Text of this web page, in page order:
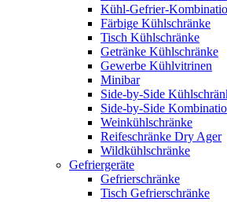
Kühl-Gefrier-
Färbige Kühlschränke
Tisch Kühlschränke
Getränke Kühlschränke
Gewerbe Kühlvitrinen
Minibar
Side-by-Side
Side-by-Side
Weinkühlschränke
Reifeschränke Dry Ager
Wildkühlschränke
Gefriergeräte
Gefrierschränke
Tisch Gefrierschränke